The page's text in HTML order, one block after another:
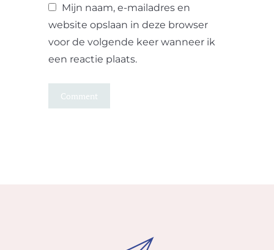
Mijn naam, e-mailadres en
website opslaan in deze browser
voor de volgende keer wanneer ik
een reactie plaats.